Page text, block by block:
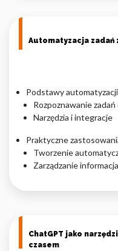
Automatyzacja zadań
Podstawy automatyzacji
Rozpoznawanie
Narzędzia i integracje
Praktyczne
Tworzenie
Zarządzanie
ChatGPT jako
czasem